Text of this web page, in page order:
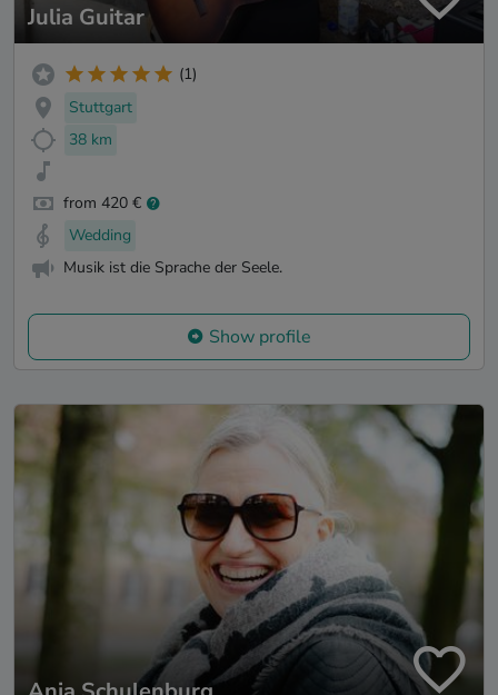
Julia Guitar
(1)
Stuttgart
38 km
from 420 €
Wedding
Musik ist die Sprache der Seele.
Show profile